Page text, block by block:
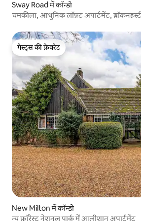
Sway Road में कॉन्डो
चमकीला, आधुनिक लॉफ़्ट अपार्टमेंट,
गेस्ट्स की फ़ेवरेट
गेस्ट्स की फ़ेवरेट
New Milton में कॉन्डो
न्यू फ़ॉरेस्ट नेशनल पार्क में आलीशान अपार्टमेंट